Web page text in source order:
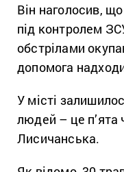
Він наголосив,
під контролем
обстрілами
допомога
У місті
людей – це п’ята
Лисичанська.